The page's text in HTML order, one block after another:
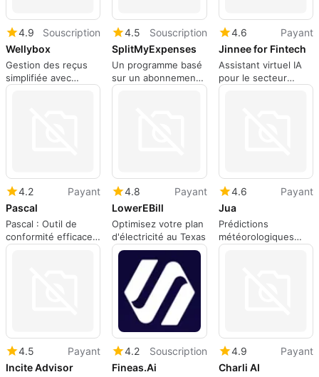
4.9
Souscription
Wellybox
Gestion des reçus
simplifiée avec
Wellybox
4.5
Souscription
SplitMyExpenses
Un programme basé
sur un abonnement
pour les applications
4.6
Payant
Jinnee for Fintech
Assistant virtuel IA
pour le secteur
fintech
4.2
Payant
Pascal
Pascal : Outil de
conformité efficace
pour entreprises
4.8
Payant
LowerEBill
Optimisez votre plan
d'électricité au Texas
4.6
Payant
Jua
Prédictions
météorologiques
avancées avec Jua
4.5
Payant
Incite Advisor
4.2
Souscription
Fineas.Ai
4.9
Payant
Charli AI